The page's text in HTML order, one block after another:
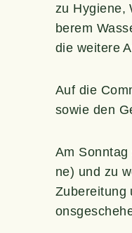
zu Hygie­ne,
be­rem
die wei­te­re
Auf die
sowie den
Am
ne) und zu
Zube­rei­tung